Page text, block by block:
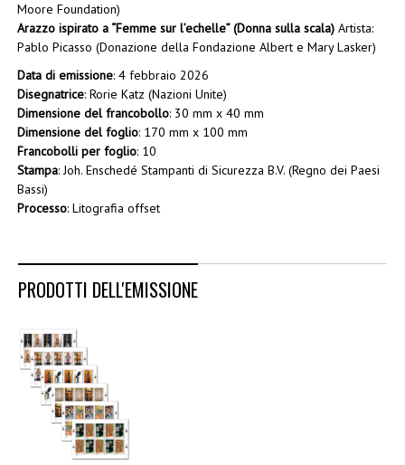
Moore Foundation)
Arazzo ispirato a “Femme sur l’echelle” (Donna sulla scala) Artista:
Pablo Picasso (Donazione della Fondazione Albert e Mary Lasker)
Data di emissione: 4 febbraio 2026
Disegnatrice: Rorie Katz (Nazioni Unite)
Dimensione del francobollo: 30 mm x 40 mm
Dimensione del foglio: 170 mm x 100 mm
Francobolli per foglio: 10
Stampa: Joh. Enschedé Stampanti di Sicurezza B.V. (Regno dei Paesi
Bassi)
Processo: Litografia offset
PRODOTTI DELL'EMISSIONE